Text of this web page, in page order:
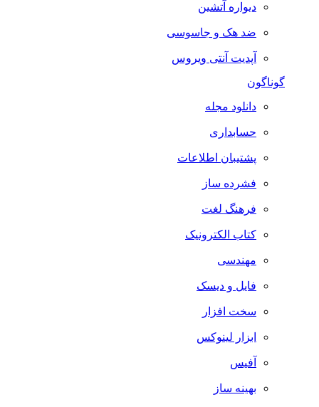
دیواره آتشین
ضد هک و جاسوسی
آپدیت آنتی ویروس
گوناگون
دانلود مجله
حسابداری
پشتیبان اطلاعات
فشرده ساز
فرهنگ لغت
کتاب الکترونیک
مهندسی
فایل و دیسک
سخت افزار
ابزار لینوکس
آفیس
بهینه ساز